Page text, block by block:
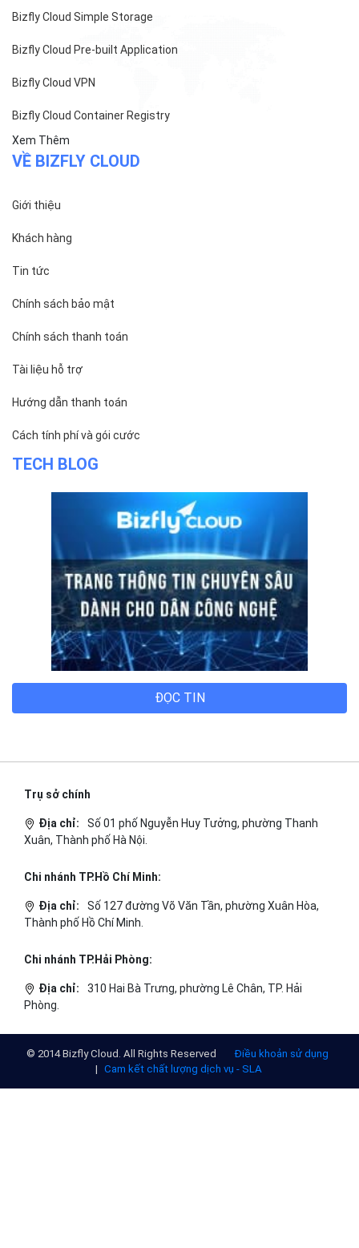
Bizfly Cloud Simple Storage
Bizfly Cloud Pre-built Application
Bizfly Cloud VPN
Bizfly Cloud Container Registry
Xem Thêm
VỀ BIZFLY CLOUD
Giới thiệu
Khách hàng
Tin tức
Chính sách bảo mật
Chính sách thanh toán
Tài liệu hỗ trợ
Hướng dẫn thanh toán
Cách tính phí và gói cước
TECH BLOG
ĐỌC TIN
Trụ sở chính
Địa chỉ:
Số 01 phố Nguyễn Huy Tưởng, phường Thanh
Xuân, Thành phố Hà Nội.
Chi nhánh TP.Hồ Chí Minh:
Địa chỉ:
Số 127 đường Võ Văn Tần, phường Xuân Hòa,
Thành phố Hồ Chí Minh.
Chi nhánh TP.Hải Phòng:
Địa chỉ:
310 Hai Bà Trưng, phường Lê Chân, TP. Hải
Phòng.
© 2014 Bizfly Cloud. All Rights Reserved
Điều khoản sử dụng
| Cam kết chất lượng dịch vụ - SLA